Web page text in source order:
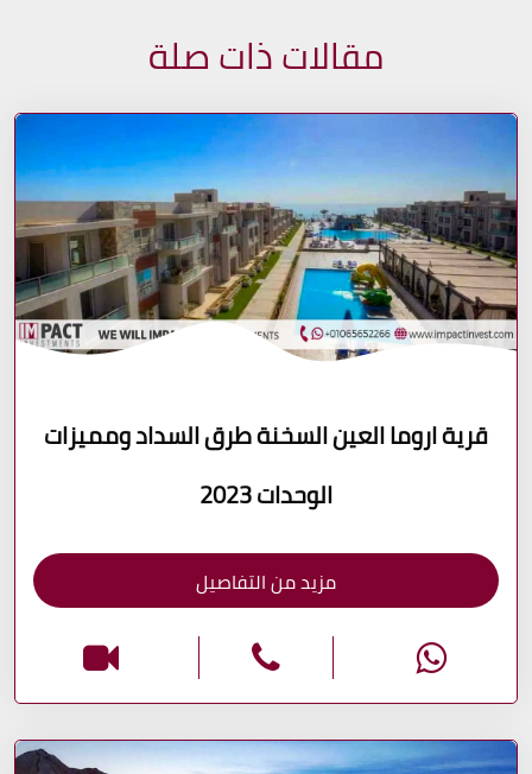
مقالات ذات صلة
قرية اروما العين السخنة طرق السداد ومميزات
الوحدات 2023
مزيد من التفاصيل